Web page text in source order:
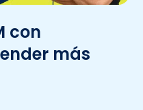
con
más